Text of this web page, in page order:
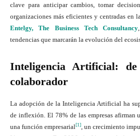
clave para anticipar cambios, tomar
organizaciones más eficientes y centradas en
Entelgy, The Business Tech Consultancy
tendencias que marcarán la evolución del
Inteligencia Artificial:
colaborador
La adopción de la Inteligencia Artificial ha
de inflexión. El 78% de las empresas afirman
una función empresarial[1] , un crecimiento